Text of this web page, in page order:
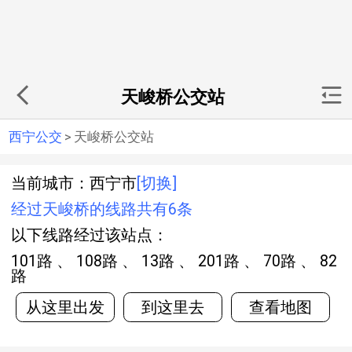
天峻桥公交站
西宁公交 > 天峻桥公交站
当前城市：西宁市 [切换]
经过天峻桥的线路共有6条
以下线路经过该站点：
101路 、 108路 、 13路 、 201路 、 70路 、 82
路
从这里出发
到这里去 查看地图